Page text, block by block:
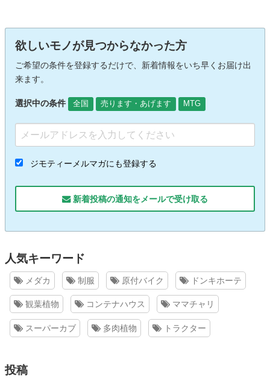
欲しいモノが見つからなかった方
ご希望の条件を登録するだけで、新着情報をいち早くお届け出
来ます。
選択中の条件 全国 売ります・あげます MTG
ジモティーメルマガにも登録する
新着投稿の通知をメールで受け取る
人気キーワード
メダカ 制服 原付バイク ドンキホーテ
観葉植物 コンテナハウス ママチャリ
スーパーカブ 多肉植物 トラクター
投稿